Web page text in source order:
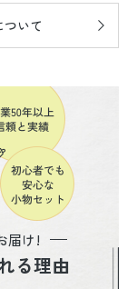
いて
届け!
る理由